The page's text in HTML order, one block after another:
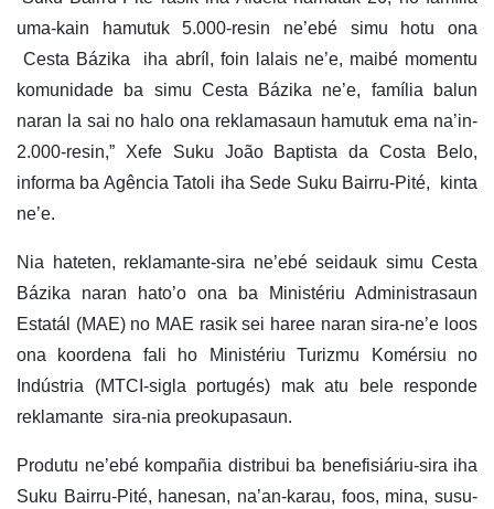
uma-kain hamutuk 5.000-resin ne’ebé simu hotu ona
Cesta Bázika iha abríl, foin lalais ne’e, maibé momentu
komunidade ba simu Cesta Bázika ne’e, família balun
naran la sai no halo ona reklamasaun hamutuk ema na’in-
2.000-resin,” Xefe Suku João Baptista da Costa Belo,
informa ba Agência Tatoli iha Sede Suku Bairru-Pité, kinta
ne’e.
Nia hateten, reklamante-sira ne’ebé seidauk simu Cesta
Bázika naran hato’o ona ba Ministériu Administrasaun
Estatál (MAE) no MAE rasik sei haree naran sira-ne’e loos
ona koordena fali ho Ministériu Turizmu Komérsiu no
Indústria (MTCI-sigla portugés) mak atu bele responde
reklamante sira-nia preokupasaun.
Produtu ne’ebé kompañia distribui ba benefisiáriu-sira iha
Suku Bairru-Pité, hanesan, na’an-karau, foos, mina, susu-